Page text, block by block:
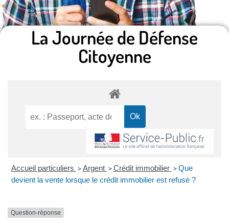
La Journée de Défense
Citoyenne
Accueil particuliers > Argent > Crédit immobilier > Que
devient la vente lorsque le crédit immobilier est refusé ?
Question-réponse